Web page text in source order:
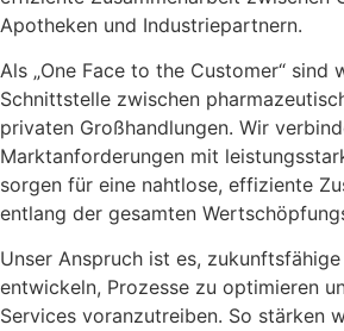
Apotheken und Industriepartnern.
Als „One Face to the Customer“ sind
Schnittstelle zwischen
privaten Großhandlungen. Wir
Marktanforderungen mit
sorgen für eine nahtlose, effiziente
entlang der gesamten
Unser Anspruch ist es,
entwickeln, Prozesse zu optimieren
Services voranzutreiben. So stärken